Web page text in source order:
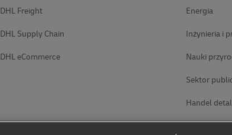
DHL Freight
DHL Supply Chain
DHL eCommerce
Energia
Inżynieria i
Nauki
Sektor
Handel